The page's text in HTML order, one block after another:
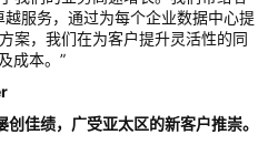
越服务，通过为每个企业数据中心提
案，我们在为客户提升灵活性的同
成本。”
佳绩，广受亚太区的新客户推崇。